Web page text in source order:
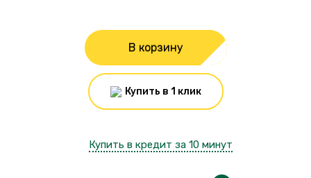
В корзину
Купить в 1 клик
Купить в кредит за 10 минут